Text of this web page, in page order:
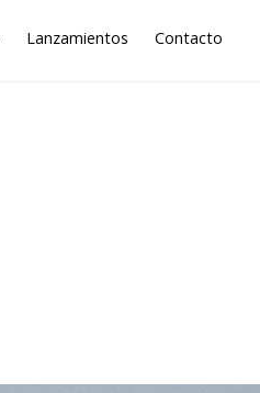
Lanzamientos Contacto